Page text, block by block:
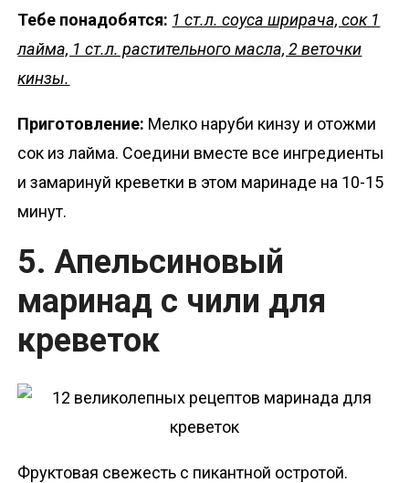
Тебе понадобятся: 1 ст.л. соуса шрирача, сок 1
лайма, 1 ст.л. растительного масла, 2 веточки
кинзы.
Приготовление: Мелко наруби кинзу и отожми
сок из лайма. Соедини вместе все ингредиенты
и замаринуй креветки в этом маринаде на 10-15
минут.
5. Апельсиновый
маринад с чили для
креветок
Фруктовая свежесть с пикантной остротой.